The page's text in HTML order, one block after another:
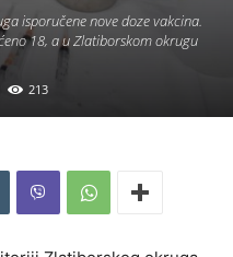
isporučene nove doze vakcina.
18, a u Zlatiborskom okrugu
213